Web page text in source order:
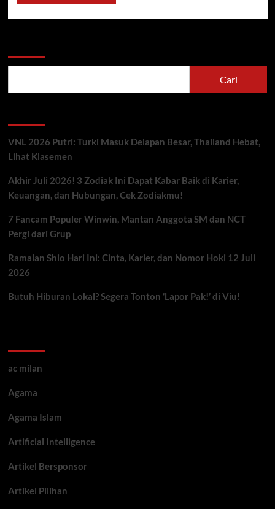
Cari
VNL 2026 Putri: Turki Masuk Delapan Besar, Thailand Hebat,
Lihat Klasemen
Akhir Juli 2026! 3 Zodiak Ini Dapat Kabar Baik di Karier,
Keuangan, dan Hubungan, Cek Zodiakmu!
7 Fancam Populer Winwin, Mantan Anggota SM dan NCT
Pergi dari Grup
Ramalan Shio Hari Ini: Cinta, Karier, dan Nomor Hoki 12 Juli
2026
Butuh Hiburan Lokal? Segera Tonton ‘Lapor Pak!’ di Viu!
ac milan
Agama
Agama Islam
Artificial Intelligence
Artikel Bersponsor
Artikel Pilihan